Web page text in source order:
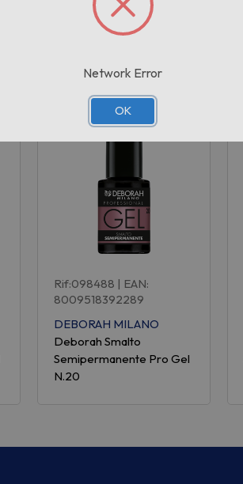
Prodotti correlati
Rif:098488 | EAN:
8009518392289
DEBORAH MILANO
Deborah Smalto
Semipermanente Pro Gel
N.20
Network Error
OK